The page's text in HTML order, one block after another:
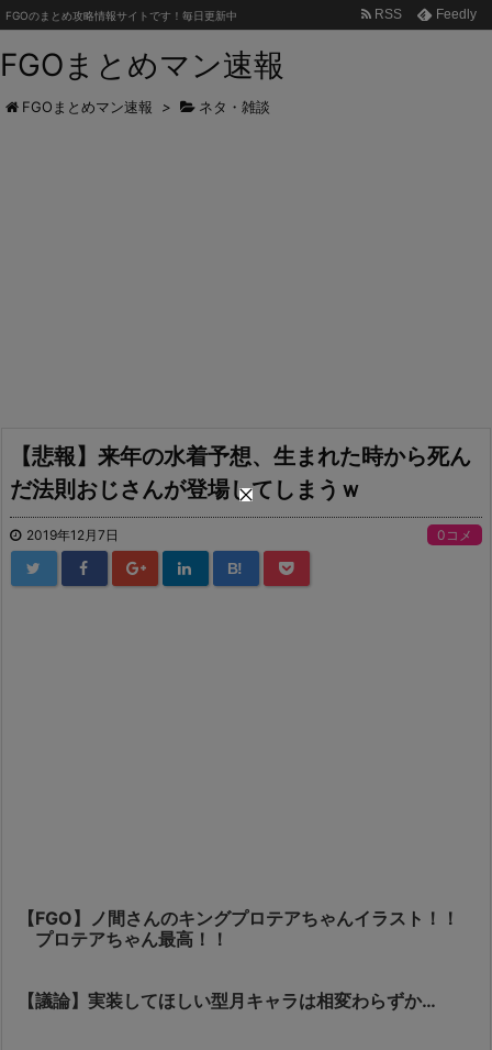
FGOまとめマン速報
FGOのまとめ攻略情報サイトです！毎日更新中 RSS Feedly
FGOまとめマン速報 > ネタ・雑談
【悲報】来年の水着予想、生まれた時から死ん
だ法則おじさんが登場してしまうｗ
2019年12月7日 0コメ
B!
【FGO】ノ間さんのキングプロテアちゃんイラスト！！
プロテアちゃん最高！！
【議論】実装してほしい型月キャラは相変わらずか…